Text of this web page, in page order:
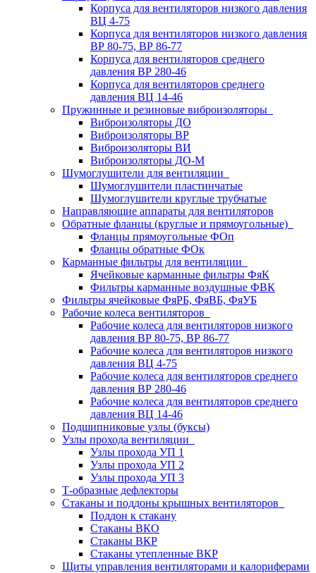
Корпуса для вентиляторов низкого давления
ВЦ 4-75
Корпуса для вентиляторов низкого давления
ВР 80-75, ВР 86-77
Корпуса для вентиляторов среднего
давления ВР 280-46
Корпуса для вентиляторов среднего
давления ВЦ 14-46
Пружинные и резиновые виброизоляторы
Виброизоляторы ДО
Виброизоляторы ВР
Виброизоляторы ВИ
Виброизоляторы ДО-М
Шумоглушители для вентиляции
Шумоглушители пластинчатые
Шумоглушители круглые трубчатые
Направляющие аппараты для вентиляторов
Обратные фланцы (круглые и прямоугольные)
Фланцы прямоугольные ФОп
Фланцы обратные ФОк
Карманные фильтры для вентиляции
Ячейковые карманные фильтры ФяК
Фильтры карманные воздушные ФВК
Фильтры ячейковые ФяРБ, ФяВБ, ФяУБ
Рабочие колеса вентиляторов
Рабочие колеса для вентиляторов низкого
давления ВР 80-75, ВР 86-77
Рабочие колеса для вентиляторов низкого
давления ВЦ 4-75
Рабочие колеса для вентиляторов среднего
давления ВР 280-46
Рабочие колеса для вентиляторов среднего
давления ВЦ 14-46
Подшипниковые узлы (буксы)
Узлы прохода вентиляции
Узлы прохода УП 1
Узлы прохода УП 2
Узлы прохода УП 3
Т-образные дефлекторы
Стаканы и поддоны крышных вентиляторов
Поддон к стакану
Стаканы ВКО
Стаканы ВКР
Стаканы утепленные ВКР
Щиты управления вентиляторами и калориферами